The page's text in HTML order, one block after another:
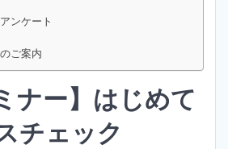
ンケート
ご案内
ナー】はじめて
チェック